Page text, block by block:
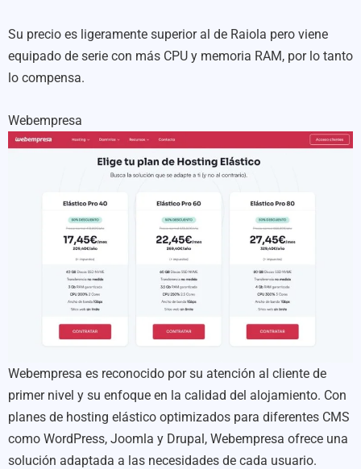
Su precio es ligeramente superior al de Raiola pero viene
equipado de serie con más CPU y memoria RAM, por lo tanto
lo compensa.
Webempresa
Webempresa es reconocido por su atención al cliente de
primer nivel y su enfoque en la calidad del alojamiento. Con
planes de hosting elástico optimizados para diferentes CMS
como WordPress, Joomla y Drupal, Webempresa ofrece una
solución adaptada a las necesidades de cada usuario.